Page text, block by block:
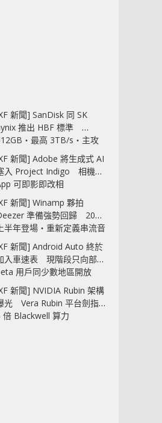
新聞] SanDisk 同 SK
推出 HBF 標準
最高 3TB/s‧主攻
AI 記憶體
新聞] Adobe 將生成式 AI
入 Project Indigo 相機
可即影即改相
新聞] Winamp 夥拍
準備強勢回歸 2027
上半年登場‧重新定義串流音
樂播放器
新聞] Android Auto 終於
入車速表 現階段只向部分
用戶同少數地區開放
新聞] NVIDIA Rubin 架構
光 Vera Rubin 平台劍指
倍 Blackwell 算力